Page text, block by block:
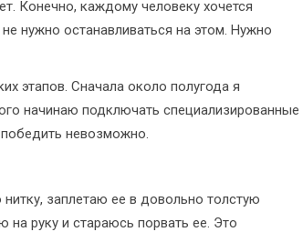
Конечно, каждому человеку хочется
нужно останавливаться на этом. Нужно
этапов. Сначала около полугода я
начинаю подключать специализированные
невозможно.
заплетаю ее в довольно толстую
руку и стараюсь порвать ее. Это